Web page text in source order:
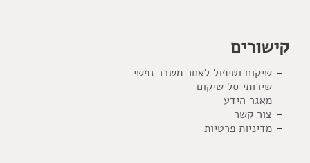
קישורים
שיקום וטיפול לאחר משבר נפשי
שירותי סל שיקום
מאגר הידע
צור קשר
מדיניות פרטיות